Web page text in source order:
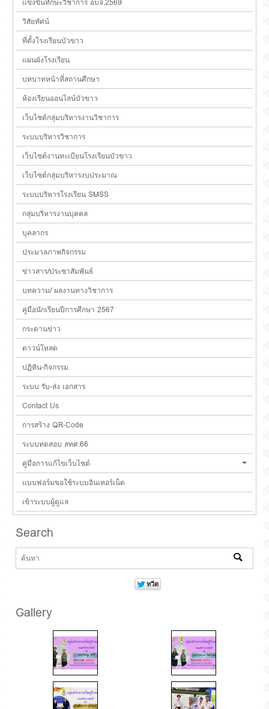
วิสัยทัศน์
ที่ตั้งโรงเรียนบัวขาว
แผนผังโรงเรียน
บทบาทหน้าที่สถานศึกษา
ห้องเรียนออนไลน์บัวขาว
เว็บไซต์กลุ่มบริหารงานวิชาการ
ระบบบริหารวิชาการ
เว็บไซต์งานทะเบียนโรงเรียนบัวขาว
เว็บไซต์กลุ่มบริหารงบประมาณ
ระบบบริหารโรงเรียน SMSS
กลุ่มบริหารงานบุคคล
บุคลากร
ประมวลภาพกิจกรรม
ข่าวสาร/ประชาสัมพันธ์
บทความ/ ผลงานทางวิชาการ
คู่มือนักเรียนปีการศึกษา 2567
กระดานข่าว
ดาวน์โหลด
ปฏิทิน-กิจกรรม
ระบบ รับ-ส่ง เอกสาร
Contact Us
การสร้าง QR-Code
ระบบทดสอบ สทศ.66
คู่มือการแก้ไขเว็บไซต์
แบบฟอร์มขอใช้ระบบอินเทอร์เน็ต
เข้าระบบผู้ดูแล
Search
Gallery